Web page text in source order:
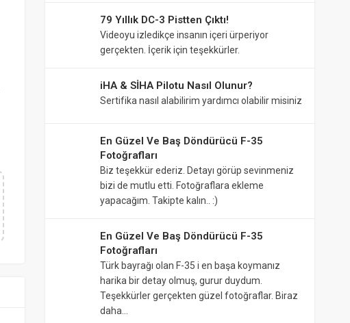
79 Yıllık DC-3 Pistten Çıktı!
Videoyu izledikçe insanın içeri ürperiyor
gerçekten. İçerik için teşekkürler.
iHA & SİHA Pilotu Nasıl Olunur?
Sertifika nasıl alabilirim yardımcı olabilir misiniz
En Güzel Ve Baş Döndürücü F-35
Fotoğrafları
Biz teşekkür ederiz. Detayı görüp sevinmeniz
bizi de mutlu etti. Fotoğraflara ekleme
yapacağım. Takipte kalın.. :)
En Güzel Ve Baş Döndürücü F-35
Fotoğrafları
Türk bayrağı olan F-35 i en başa koymanız
harika bir detay olmuş, gurur duydum.
Teşekkürler gerçekten güzel fotoğraflar. Biraz
daha…